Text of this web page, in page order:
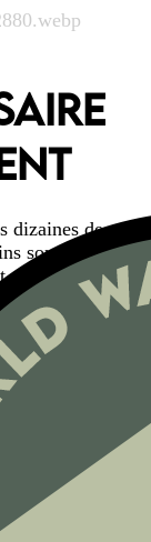
dizaines de
sont attendus
de
sont attendus
18 juin